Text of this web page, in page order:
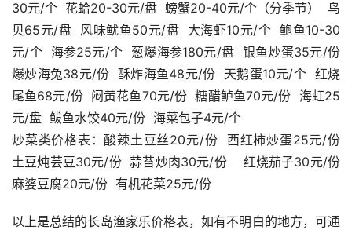
30元/个  花蛤20-30元/盘  螃蟹20-40元/个（分季节）  鸟
贝65元/盘  风味鱿鱼50元/盘  大海虾10元/个  鲍鱼10-30
元/个  海参25元/个  葱爆海参180元/盘  银鱼炒蛋35元/份
爆炒海兔38元/份  酥炸海鱼48元/份  天鹅蛋10元/个  红烧
尾鱼68元/份  闷黄花鱼70元/份  糖醋鲈鱼70元/份  海虹25
元/盘  鲅鱼水饺40元/份  海菜包子4元/个
炒菜类价格表：酸辣土豆丝20元/份  西红柿炒蛋25元/份
土豆炖芸豆30元/份  蒜苔炒肉30元/份    红烧茄子30元/份
麻婆豆腐20元/份  有机花菜25元/份
以上是总结的长岛渔家乐价格表，如有不明白的地方，可通